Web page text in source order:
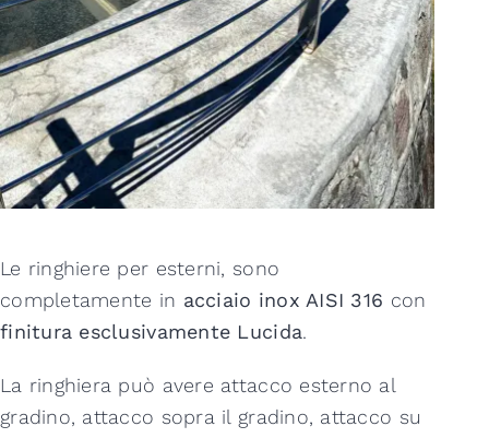
Le ringhiere per esterni, sono
completamente in acciaio inox AISI 316 con
finitura esclusivamente Lucida.
La ringhiera può avere attacco esterno al
gradino, attacco sopra il gradino, attacco su